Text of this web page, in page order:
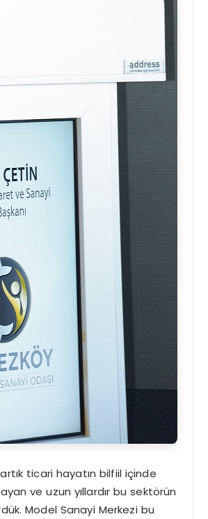
ticari hayatın bilfiil içinde
ve uzun yıllardır bu sektörün
Model Sanayi Merkezi bu